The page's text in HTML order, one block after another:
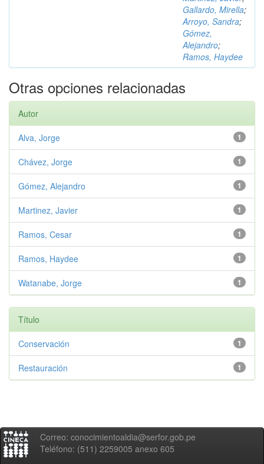
Gallardo, Mirella;
Arroyo, Sandra;
Gómez,
Alejandro;
Ramos, Haydee
Otras opciones relacionadas
Autor
1
Alva, Jorge
1
Chávez, Jorge
1
Gómez, Alejandro
1
Martinez, Javier
1
Ramos, Cesar
1
Ramos, Haydee
1
Watanabe, Jorge
Título
1
Conservación
1
Restauración
Correo: conocimientoaldia@serfor.gob.pe
Teléfono: (511) 2259005 anexo 605